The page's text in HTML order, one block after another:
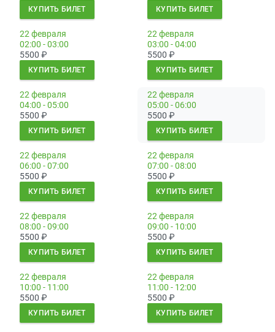
КУПИТЬ БИЛЕТ КУПИТЬ БИЛЕТ
22 февраля
02:00 - 03:00
5500 ₽
КУПИТЬ БИЛЕТ
22 февраля
03:00 - 04:00
5500 ₽
КУПИТЬ БИЛЕТ
22 февраля
04:00 - 05:00
5500 ₽
КУПИТЬ БИЛЕТ
22 февраля
05:00 - 06:00
5500 ₽
КУПИТЬ БИЛЕТ
22 февраля
06:00 - 07:00
5500 ₽
КУПИТЬ БИЛЕТ
22 февраля
07:00 - 08:00
5500 ₽
КУПИТЬ БИЛЕТ
22 февраля
08:00 - 09:00
5500 ₽
КУПИТЬ БИЛЕТ
22 февраля
09:00 - 10:00
5500 ₽
КУПИТЬ БИЛЕТ
22 февраля
10:00 - 11:00
5500 ₽
КУПИТЬ БИЛЕТ
22 февраля
11:00 - 12:00
5500 ₽
КУПИТЬ БИЛЕТ